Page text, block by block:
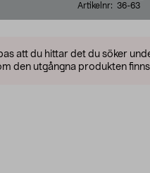
Artikelnr: 36-63
att du hittar det du söker
den utgångna produkten